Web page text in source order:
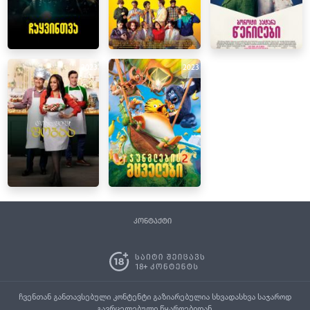
2023 2023
კონტაქტი
ჩვენთან განთავსებული კონტენტი გაზიარებულია სხვადასხვა საჯაროდ